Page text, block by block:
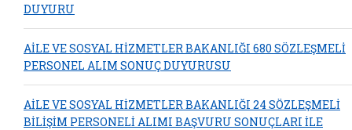
DUYURU
AİLE VE SOSYAL HİZMETLER BAKANLIĞI 680 SÖZLEŞMELİ
PERSONEL ALIM SONUÇ DUYURUSU
AİLE VE SOSYAL HİZMETLER BAKANLIĞI 24 SÖZLEŞMELİ
BİLİŞİM PERSONELİ ALIMI BAŞVURU SONUÇLARI İLE